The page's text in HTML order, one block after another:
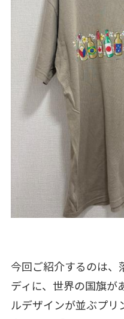
今回ご紹介するのは、
ディに、世界の国旗が
ルデザインが並ぶプリ